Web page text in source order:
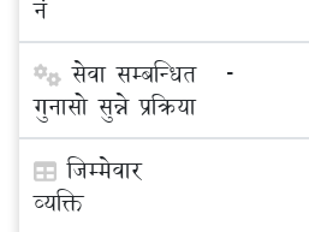
नं
सेवा सम्बन्धित
गुनासो सुन्ने प्रक्रिया
-
जिम्मेवार
व्यक्ति